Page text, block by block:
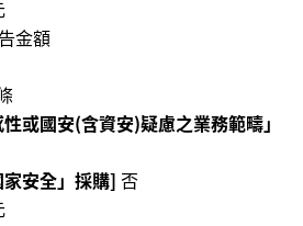
金額
或國安(含資安)疑慮之業務範疇」
安全」採購] 否